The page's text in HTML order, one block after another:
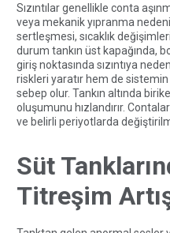
Sızıntılar genellikle conta
veya mekanik yıpranma
sertleşmesi, sıcaklık
durum tankın üst kapağında,
giriş noktasında sızıntıya
riskleri yaratır hem de
sebep olur. Tankın altında
oluşumunu hızlandırır.
ve belirli periyotlarda
Süt
Titreşim